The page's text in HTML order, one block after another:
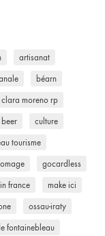
artisanat
béarn
clara moreno rp
culture
tourisme
gocardless
france make ici
ossau-iraty
fontainebleau